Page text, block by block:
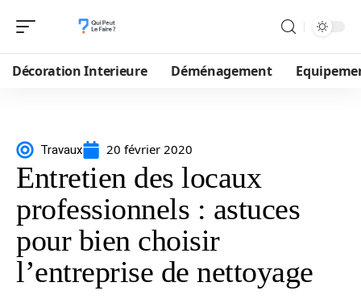
Décoration Interieure Déménagement
Travaux 20 février 2020
Entretien des locaux
professionnels : astuces
pour bien choisir
l’entreprise de nettoyage